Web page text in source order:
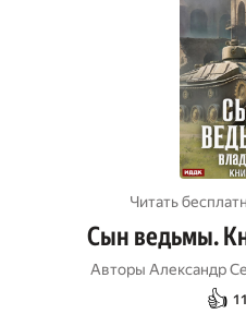
Читать
Сын ведьмы.
Авторы Александр
👍 11